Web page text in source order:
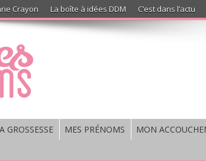
Crayon La boîte à idées DDM C’est dans l’actu
GROSSESSE MES PRÉNOMS MON